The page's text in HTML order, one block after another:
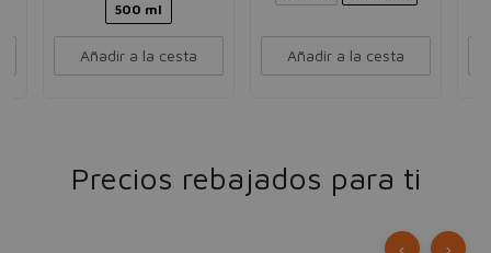
500 ml
Añadir a la cesta Añadir a la cesta
Precios rebajados para ti
‹ ›